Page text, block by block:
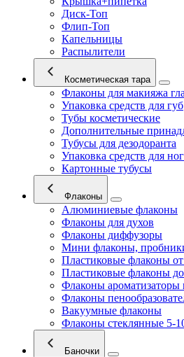
Диск-Топ
Флип-Топ
Капельницы
Распылители
Косметическая тара
Флаконы для макияжа
Упаковка средств для губ
Тубы косметические
Дополнительные
Тубусы для дезодоранта
Упаковка средств для
Картонные тубусы
Флаконы
Алюминиевые флаконы
Флаконы для духов
Флаконы диффузоры
Мини флаконы,
Пластиковые флаконы
Пластиковые флаконы
Флаконы
Флаконы
Вакуумные флаконы
Флаконы стеклянные 5-
Баночки